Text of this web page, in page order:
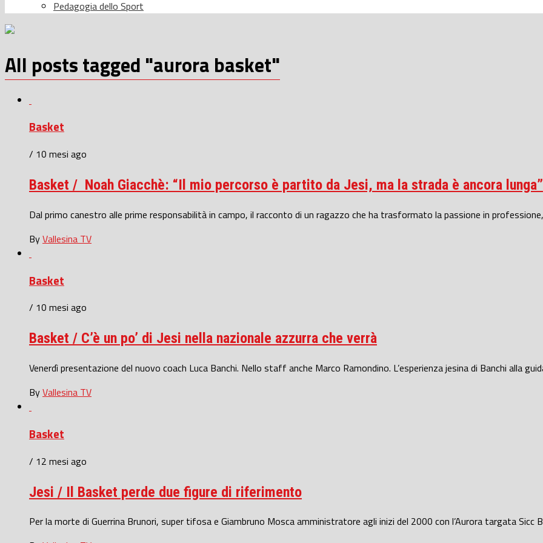
Pedagogia dello Sport
All posts tagged "aurora basket"
Basket
/ 10 mesi ago
Basket / Noah Giacchè: “Il mio percorso è partito da Jesi, ma la strada è ancora lunga”
Dal primo canestro alle prime responsabilità in campo, il racconto di un ragazzo che ha trasformato la passione in
ByVallesina TV
Basket
/ 10 mesi ago
Basket / C’è un po’ di Jesi nella nazionale azzurra che verrà
Venerdì presentazione del nuovo coach Luca Banchi. Nello staff anche Marco Ramondino. L’esperienza jesina di Banchi alla
ByVallesina TV
Basket
/ 12 mesi ago
Jesi / Il Basket perde due figure di riferimento
Per la morte di Guerrina Brunori, super tifosa e Giambruno Mosca amministratore agli inizi del 2000 con l’Aurora targata Sicc